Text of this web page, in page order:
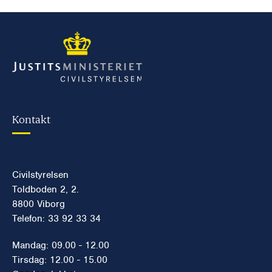
Kontakt
Civilstyrelsen
Toldboden 2, 2.
8800 Viborg
Telefon: 33 92 33 34
Mandag: 09.00 - 12.00
Tirsdag: 12.00 - 15.00